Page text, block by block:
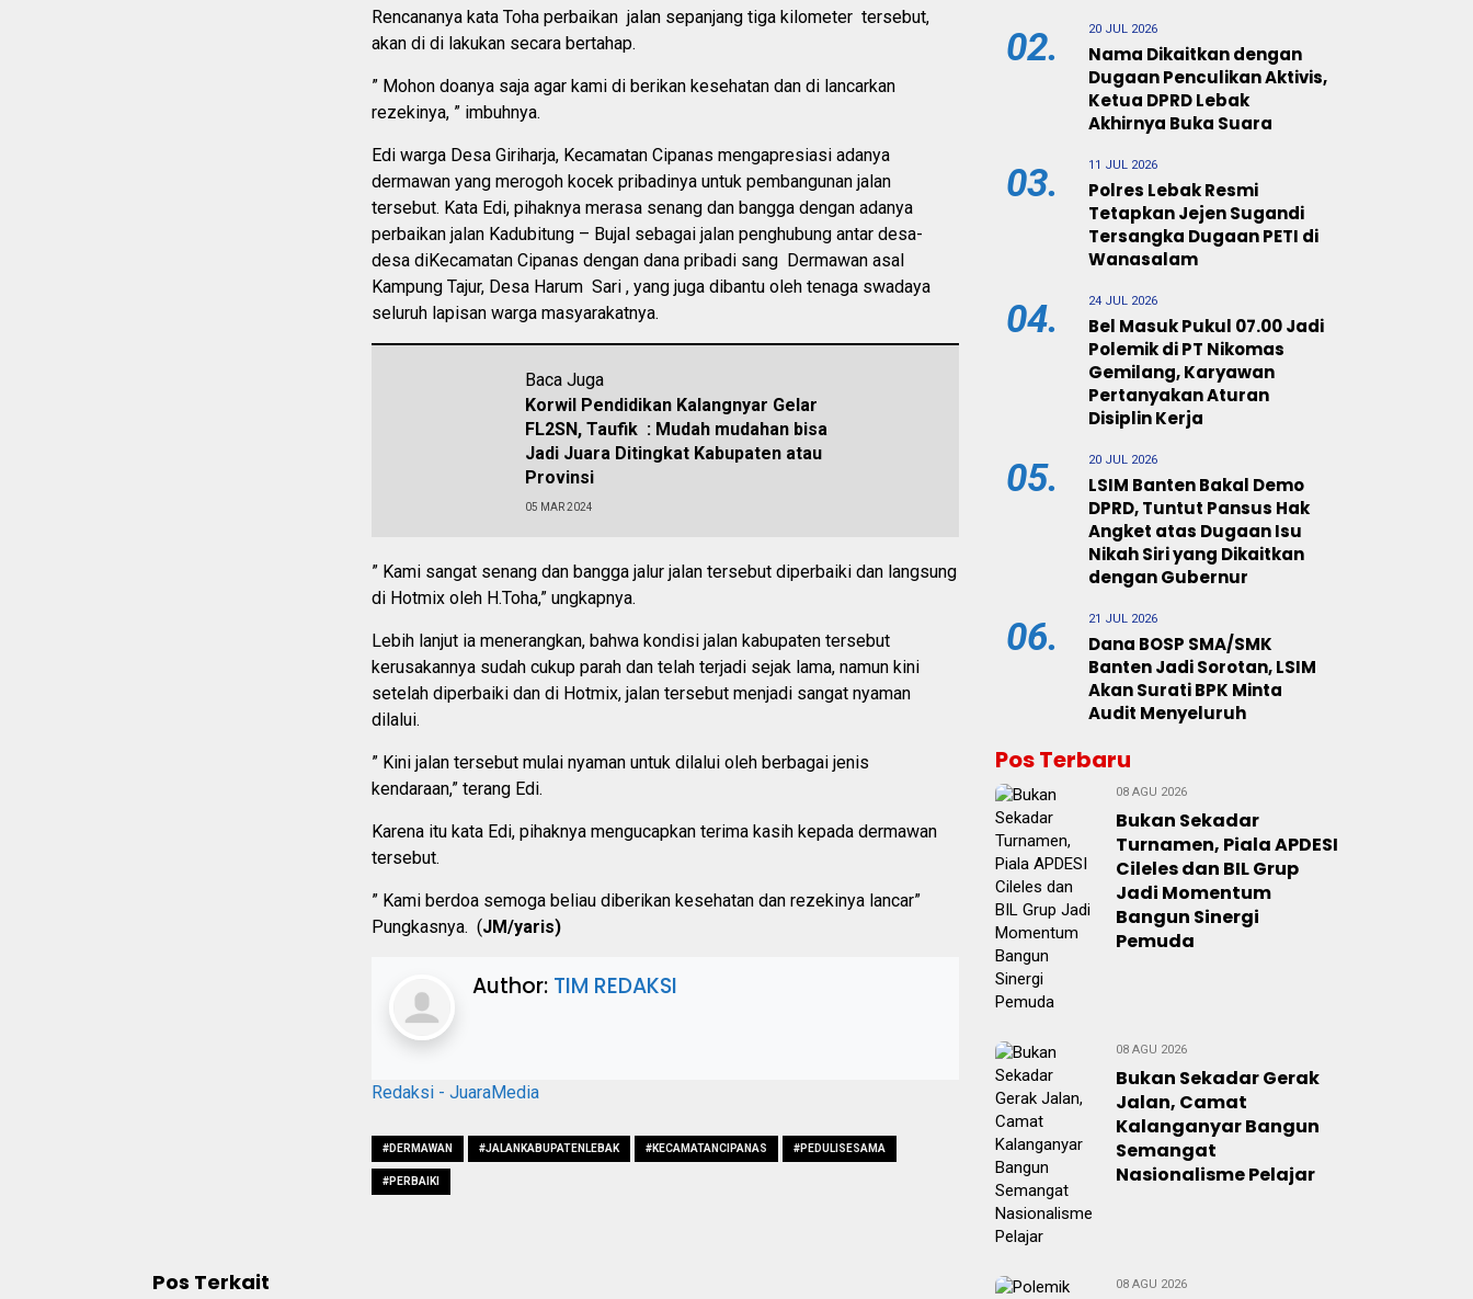
Rencananya kata Toha perbaikan jalan sepanjang tiga kilometer tersebut,
akan di di lakukan secara bertahap.
” Mohon doanya saja agar kami di berikan kesehatan dan di lancarkan
rezekinya, ” imbuhnya.
Edi warga Desa Giriharja, Kecamatan Cipanas mengapresiasi adanya
dermawan yang merogoh kocek pribadinya untuk pembangunan jalan
tersebut. Kata Edi, pihaknya merasa senang dan bangga dengan adanya
perbaikan jalan Kadubitung – Bujal sebagai jalan penghubung antar desa-
desa diKecamatan Cipanas dengan dana pribadi sang Dermawan asal
Kampung Tajur, Desa Harum Sari , yang juga dibantu oleh tenaga swadaya
seluruh lapisan warga masyarakatnya.
Baca Juga
Korwil Pendidikan Kalangnyar Gelar
FL2SN, Taufik : Mudah mudahan bisa
Jadi Juara Ditingkat Kabupaten atau
Provinsi
05 MAR 2024
” Kami sangat senang dan bangga jalur jalan tersebut diperbaiki dan langsung
di Hotmix oleh H.Toha,” ungkapnya.
Lebih lanjut ia menerangkan, bahwa kondisi jalan kabupaten tersebut
kerusakannya sudah cukup parah dan telah terjadi sejak lama, namun kini
setelah diperbaiki dan di Hotmix, jalan tersebut menjadi sangat nyaman
dilalui.
” Kini jalan tersebut mulai nyaman untuk dilalui oleh berbagai jenis
kendaraan,” terang Edi.
Karena itu kata Edi, pihaknya mengucapkan terima kasih kepada dermawan
tersebut.
” Kami berdoa semoga beliau diberikan kesehatan dan rezekinya lancar”
Pungkasnya. (JM/yaris)
Author: TIM REDAKSI
Redaksi - JuaraMedia
#DERMAWAN #JALANKABUPATENLEBAK #KECAMATANCIPANAS #PEDULISESAMA
#PERBAIKI
Pos Terkait
02. 20 JUL 2026
Nama Dikaitkan dengan
Dugaan Penculikan Aktivis,
Ketua DPRD Lebak
Akhirnya Buka Suara
03. 11 JUL 2026
Polres Lebak Resmi
Tetapkan Jejen Sugandi
Tersangka Dugaan PETI di
Wanasalam
04. 24 JUL 2026
Bel Masuk Pukul 07.00 Jadi
Polemik di PT Nikomas
Gemilang, Karyawan
Pertanyakan Aturan
Disiplin Kerja
05. 20 JUL 2026
LSIM Banten Bakal Demo
DPRD, Tuntut Pansus Hak
Angket atas Dugaan Isu
Nikah Siri yang Dikaitkan
dengan Gubernur
06. 21 JUL 2026
Dana BOSP SMA/SMK
Banten Jadi Sorotan, LSIM
Akan Surati BPK Minta
Audit Menyeluruh
Pos Terbaru
08 AGU 2026
Bukan Sekadar
Turnamen, Piala APDESI
Cileles dan BIL Grup
Jadi Momentum
Bangun Sinergi
Pemuda
08 AGU 2026
Bukan Sekadar Gerak
Jalan, Camat
Kalanganyar Bangun
Semangat
Nasionalisme Pelajar
08 AGU 2026